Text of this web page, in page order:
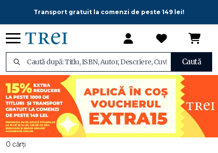
Transport gratuit la comenzi de peste 149 lei!
Caută
0 cărți